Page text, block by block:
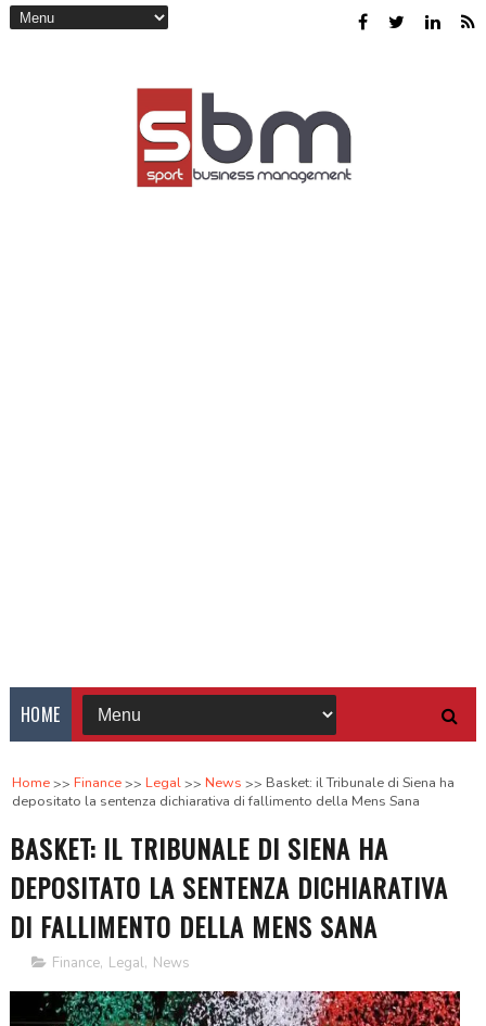
HOME
Home Finance Legal News
Basket: il Tribunale di Siena ha
depositato la sentenza dichiarativa di fallimento della Mens Sana
BASKET: IL TRIBUNALE DI SIENA HA
DEPOSITATO LA SENTENZA DICHIARATIVA
DI FALLIMENTO DELLA MENS SANA
Finance, Legal, News